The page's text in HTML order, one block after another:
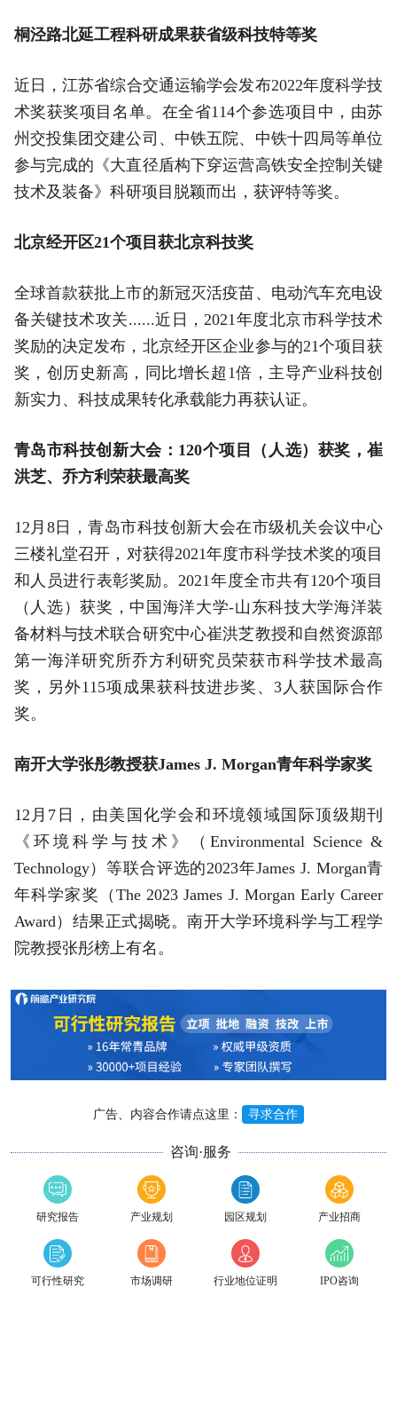
桐泾路北延工程科研成果获省级科技特等奖
近日，江苏省综合交通运输学会发布2022年度科学技
术奖获奖项目名单。在全省114个参选项目中，由苏
州交投集团交建公司、中铁五院、中铁十四局等单位
参与完成的《大直径盾构下穿运营高铁安全控制关键
技术及装备》科研项目脱颖而出，获评特等奖。
北京经开区21个项目获北京科技奖
全球首款获批上市的新冠灭活疫苗、电动汽车充电设
备关键技术攻关......近日，2021年度北京市科学技术
奖励的决定发布，北京经开区企业参与的21个项目获
奖，创历史新高，同比增长超1倍，主导产业科技创
新实力、科技成果转化承载能力再获认证。
青岛市科技创新大会：120个项目（人选）获奖，崔
洪芝、乔方利荣获最高奖
12月8日，青岛市科技创新大会在市级机关会议中心
三楼礼堂召开，对获得2021年度市科学技术奖的项目
和人员进行表彰奖励。2021年度全市共有120个项目
（人选）获奖，中国海洋大学-山东科技大学海洋装
备材料与技术联合研究中心崔洪芝教授和自然资源部
第一海洋研究所乔方利研究员荣获市科学技术最高
奖，另外115项成果获科技进步奖、3人获国际合作
奖。
南开大学张彤教授获James J. Morgan青年科学家奖
12月7日，由美国化学会和环境领域国际顶级期刊
《环境科学与技术》（Environmental Science &
Technology）等联合评选的2023年James J. Morgan青
年科学家奖（The 2023 James J. Morgan Early Career
Award）结果正式揭晓。南开大学环境科学与工程学
院教授张彤榜上有名。
广告、内容合作请点这里： 寻求合作
咨询·服务
研究报告 产业规划 园区规划 产业招商
可行性研究 市场调研 行业地位证明 IPO咨询